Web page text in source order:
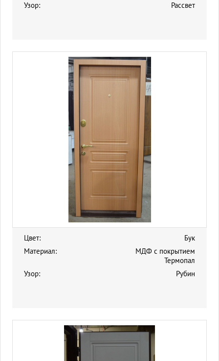
Узор:
Рассвет
Цвет:
Бук
Материал:
МДФ с покрытием
Термопал
Узор:
Рубин